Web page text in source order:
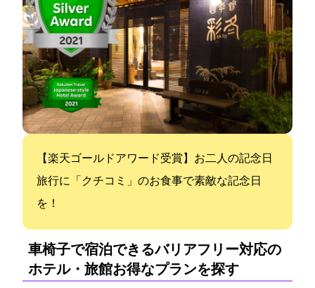
【2020楽天ゴールドアワード受賞】お二人の記念日
旅行に「クチコミ4.8」のお食事で素敵な記念日
を！
車椅子で宿泊できるバリアフリー対応の
ホテル・旅館:お得なプランを探す